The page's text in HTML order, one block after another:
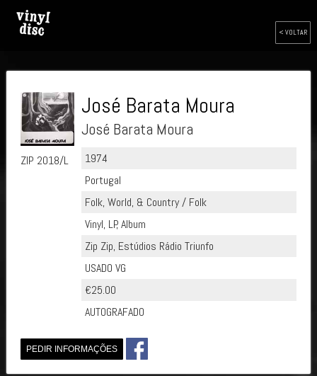
< VOLTAR
ZIP 2018/L
José Barata Moura
José Barata Moura
1974
Portugal
Folk, World, & Country / Folk
Vinyl, LP, Album
Zip Zip, Estúdios Rádio Triunfo
USADO VG
€25.00
AUTOGRAFADO
PEDIR INFORMAÇÕES